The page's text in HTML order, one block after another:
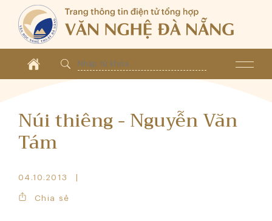
Núi thiêng - Nguyễn Văn
Tám
04.10.2013
Chia sẻ